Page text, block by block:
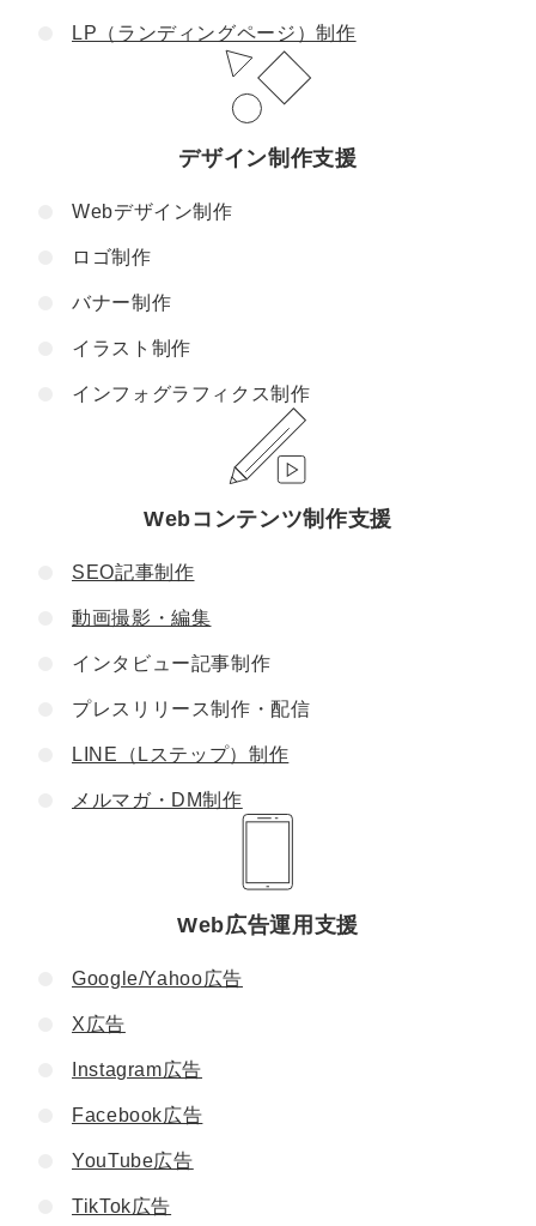
LP（ランディングページ）制作
デザイン制作支援
Webデザイン制作
ロゴ制作
バナー制作
イラスト制作
インフォグラフィクス制作
Webコンテンツ制作支援
SEO記事制作
動画撮影・編集
インタビュー記事制作
プレスリリース制作・配信
LINE（Lステップ）制作
メルマガ・DM制作
Web広告運用支援
Google/Yahoo広告
X広告
Instagram広告
Facebook広告
YouTube広告
TikTok広告